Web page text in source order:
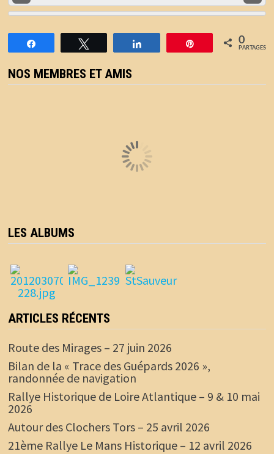
Épingle 0
PARTAGES
NOS MEMBRES ET AMIS
LES ALBUMS
ARTICLES RÉCENTS
Route des Mirages – 27 juin 2026
Bilan de la « Trace des Guépards 2026 »,
randonnée de navigation
Rallye Historique de Loire Atlantique – 9 & 10 mai
2026
Autour des Clochers Tors – 25 avril 2026
21ème Rallye Le Mans Historique – 12 avril 2026